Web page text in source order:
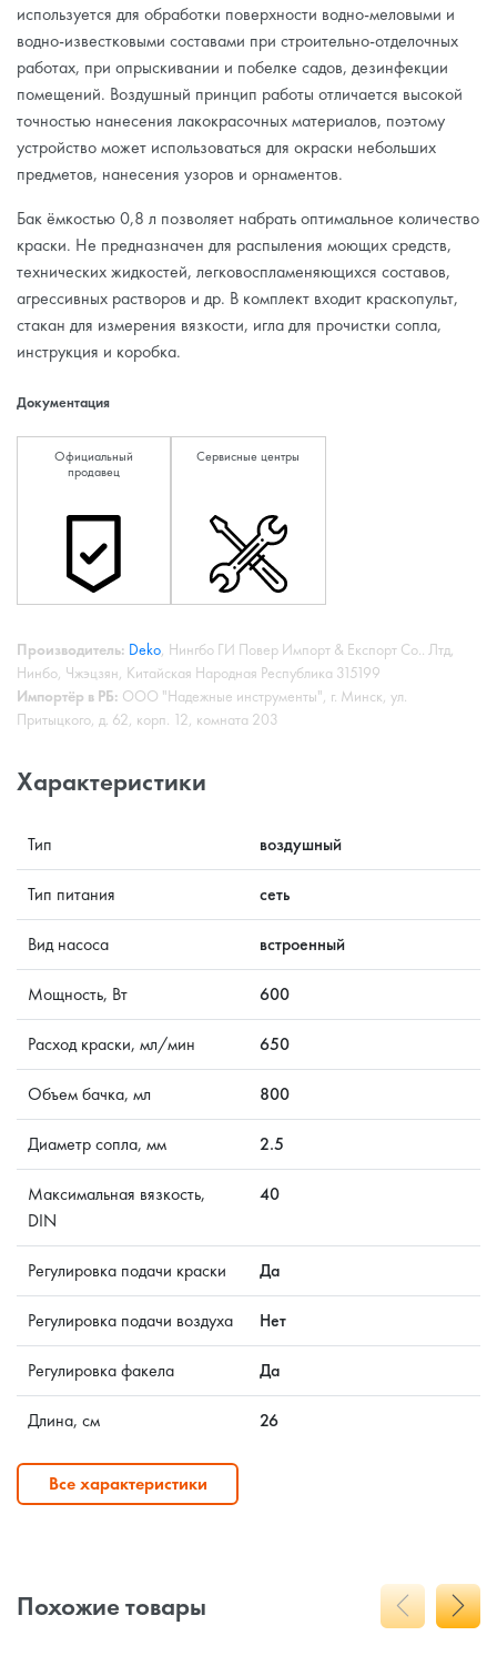
используется для обработки поверхности водно-меловыми и
водно-известковыми составами при строительно-отделочных
работах, при опрыскивании и побелке садов, дезинфекции
помещений. Воздушный принцип работы отличается высокой
точностью нанесения лакокрасочных материалов, поэтому
устройство может использоваться для окраски небольших
предметов, нанесения узоров и орнаментов.
Бак ёмкостью 0,8 л позволяет набрать оптимальное количество
краски. Не предназначен для распыления моющих средств,
технических жидкостей, легковоспламеняющихся составов,
агрессивных растворов и др. В комплект входит краскопульт,
стакан для измерения вязкости, игла для прочистки сопла,
инструкция и коробка.
Документация
Официальный
продавец
Сервисные центры
Производитель: Deko , Нингбо ГИ Повер Импорт & Експорт Со.. Лтд,
Нинбо, Чжэцзян, Китайская Народная Республика 315199
Импортёр в РБ: ООО "Надежные инструменты", г. Минск, ул.
Притыцкого, д. 62, корп. 12, комната 203
Характеристики
Тип воздушный
Тип питания сеть
Вид насоса встроенный
Мощность, Вт 600
Расход краски, мл/мин 650
Объем бачка, мл 800
Диаметр сопла, мм 2.5
Максимальная вязкость,
DIN
40
Регулировка подачи краски Да
Регулировка подачи воздуха Нет
Регулировка факела Да
Длина, см 26
Все характеристики
Похожие товары